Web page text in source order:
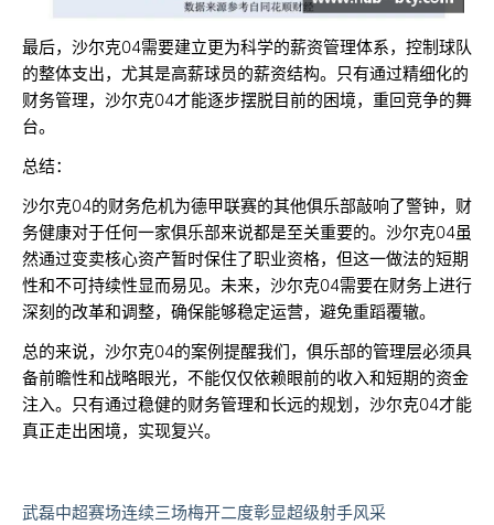
最后，沙尔克04需要建立更为科学的薪资管理体系，控制球队
的整体支出，尤其是高薪球员的薪资结构。只有通过精细化的
财务管理，沙尔克04才能逐步摆脱目前的困境，重回竞争的舞
台。
总结：
沙尔克04的财务危机为德甲联赛的其他俱乐部敲响了警钟，财
务健康对于任何一家俱乐部来说都是至关重要的。沙尔克04虽
然通过变卖核心资产暂时保住了职业资格，但这一做法的短期
性和不可持续性显而易见。未来，沙尔克04需要在财务上进行
深刻的改革和调整，确保能够稳定运营，避免重蹈覆辙。
总的来说，沙尔克04的案例提醒我们，俱乐部的管理层必须具
备前瞻性和战略眼光，不能仅仅依赖眼前的收入和短期的资金
注入。只有通过稳健的财务管理和长远的规划，沙尔克04才能
真正走出困境，实现复兴。
武磊中超赛场连续三场梅开二度彰显超级射手风采